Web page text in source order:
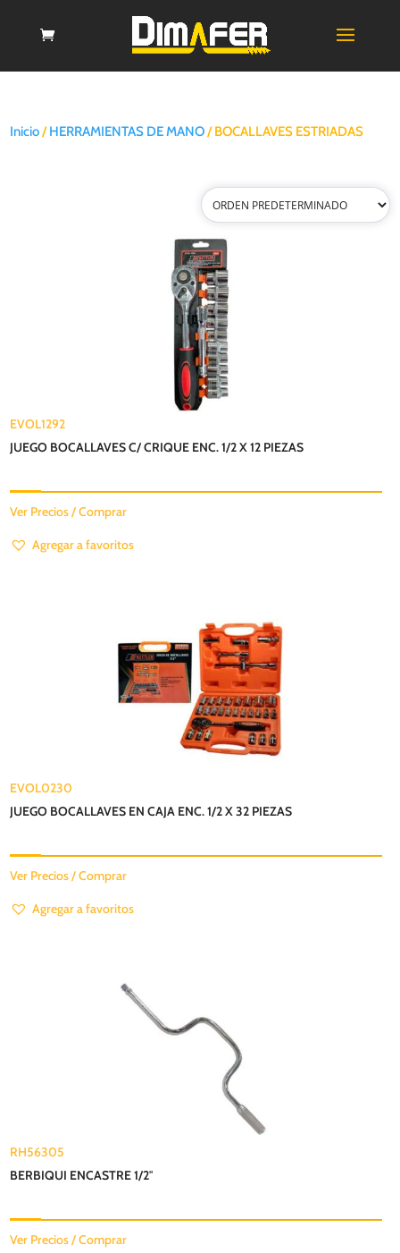
Inicio/HERRAMIENTAS DE MANO/ BOCALLAVES ESTRIADAS
EVOL1292
JUEGO BOCALLAVES C/ CRIQUE ENC. 1/2 X 12 PIEZAS
Ver Precios / Comprar
Agregar a favoritos
EVOL0230
JUEGO BOCALLAVES EN CAJA ENC. 1/2 X 32 PIEZAS
Ver Precios / Comprar
Agregar a favoritos
RH56305
BERBIQUI ENCASTRE 1/2″
Ver Precios / Comprar